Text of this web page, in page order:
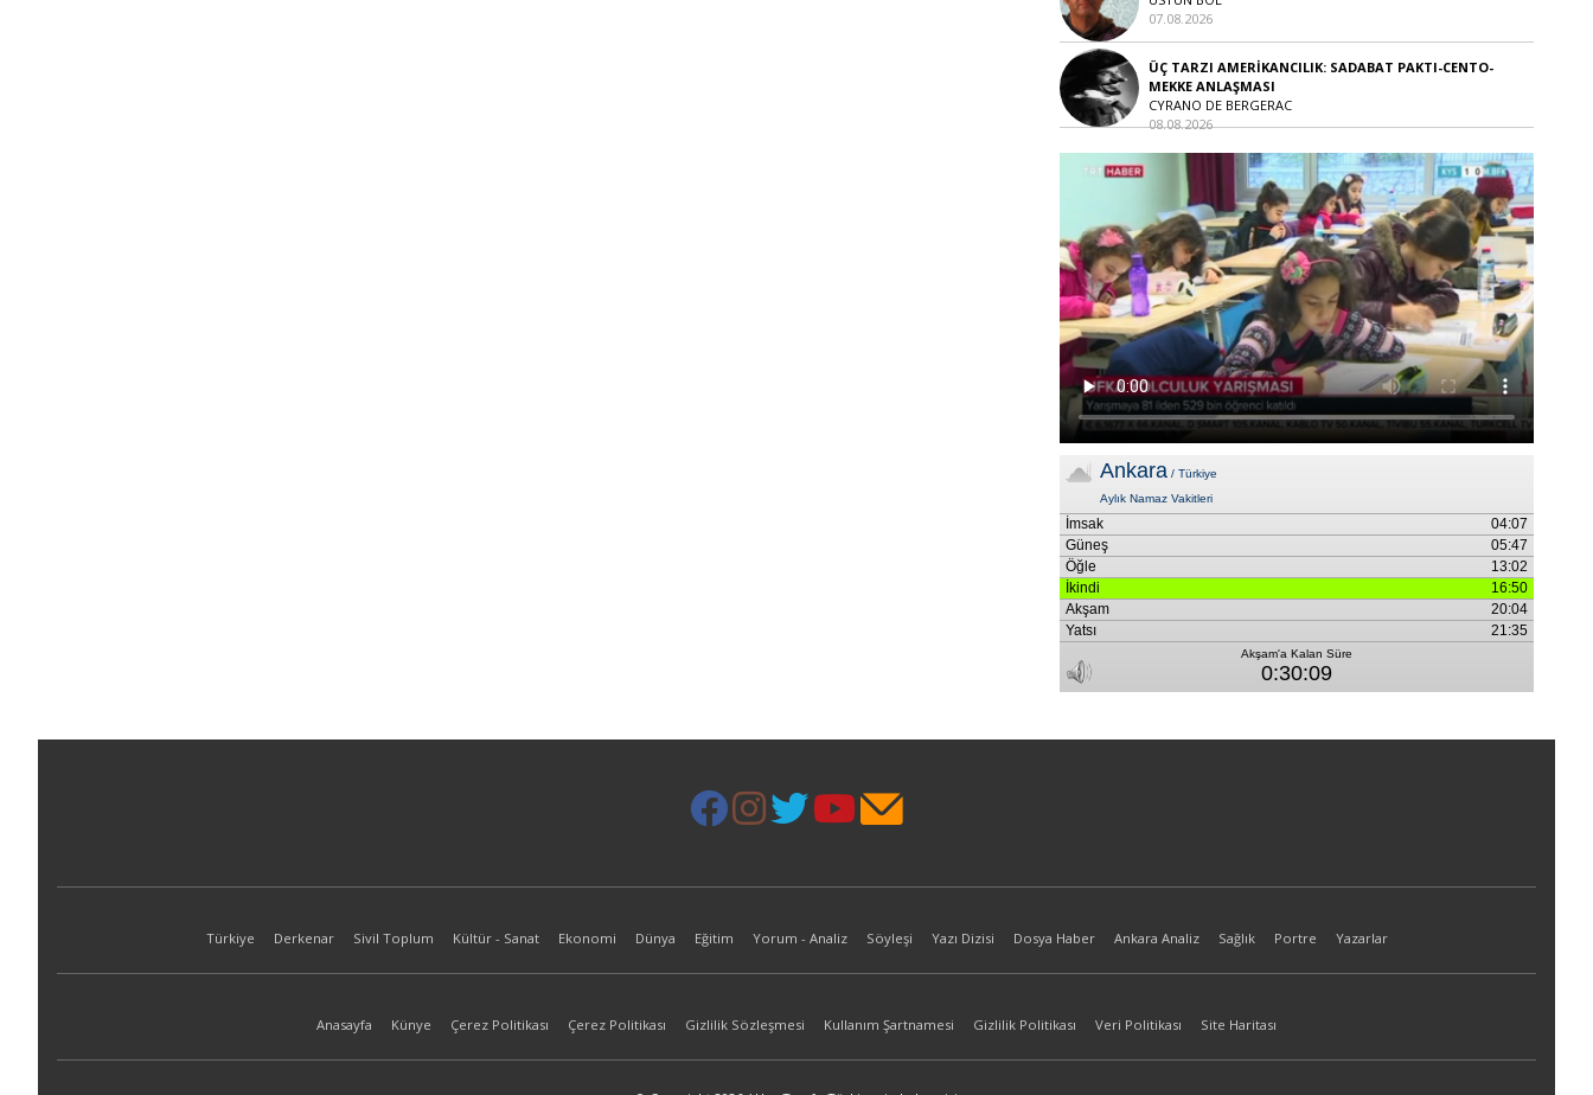
07.08.2026
ÜÇ TARZI AMERİKANCILIK: SADABAT PAKTI-CENTO-
MEKKE ANLAŞMASI
CYRANO DE BERGERAC
08.08.2026
Türkiye Derkenar Sivil Toplum Kültür - Sanat Ekonomi Dünya Eğitim Yorum - Analiz Söyleşi Yazı Dizisi Dosya Haber Ankara Analiz Sağlık Portre Yazarlar
Anasayfa Künye Çerez Politikası Çerez Politikası Gizlilik Sözleşmesi Kullanım Şartnamesi Gizlilik Politikası Veri Politikası Site Haritası